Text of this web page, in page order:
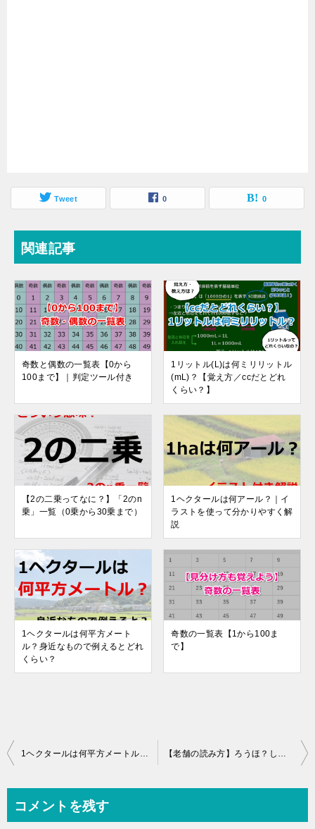
Tweet 0 0
関連記事
奇数と偶数の一覧表【0から
100まで】｜判定ツール付き
1リットル(L)は何ミリリットル
(mL)？【覚え方／ccだとどれ
くらい？】
【2の二乗ってなに？】「2のn
乗」一覧（0乗から30乗まで）
1ヘクタールは何アール？｜イ
ラストを使って分かりやすく解
説
1ヘクタールは何平方メート
ル？身近なもので例えるとどれ
くらい？
奇数の一覧表【1から100ま
で】
投
ビ
コメントを残す